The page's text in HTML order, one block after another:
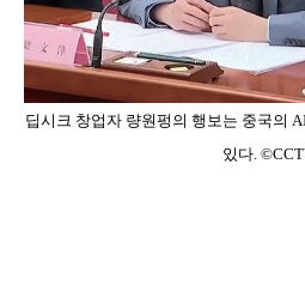
딥시크 창업자 량원펑의 행보는 중국의
있다.